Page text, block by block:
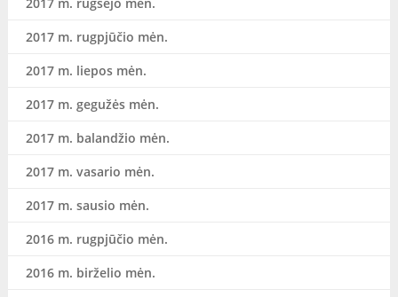
2017 m. rugpjūčio mėn.
2017 m. liepos mėn.
2017 m. gegužės mėn.
2017 m. balandžio mėn.
2017 m. vasario mėn.
2017 m. sausio mėn.
2016 m. rugpjūčio mėn.
2016 m. birželio mėn.